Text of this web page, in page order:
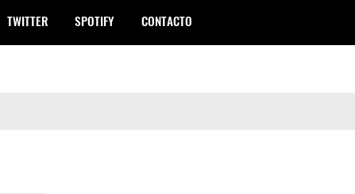
TWITTER SPOTIFY CONTACTO